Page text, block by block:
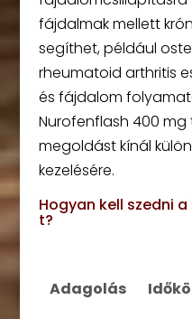
fájdalmak mellett
segíthet, például
rheumatoid arthritis
és fájdalom
Nurofenflash 400
megoldást kínál
kezelésére.
Hogyan kell szedni
t?
Adagolás